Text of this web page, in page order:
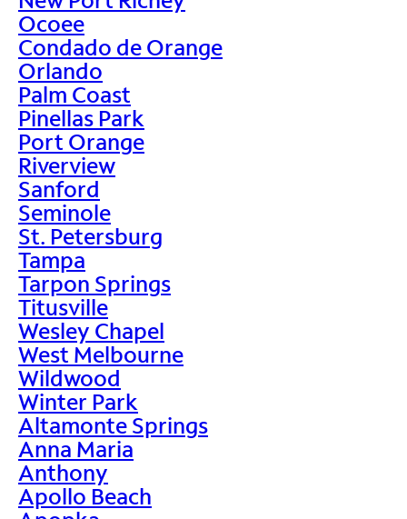
Ocoee
Condado de Orange
Orlando
Palm Coast
Pinellas Park
Port Orange
Riverview
Sanford
Seminole
St. Petersburg
Tampa
Tarpon Springs
Titusville
Wesley Chapel
West Melbourne
Wildwood
Winter Park
Altamonte Springs
Anna Maria
Anthony
Apollo Beach